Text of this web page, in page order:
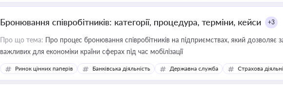
Бронювання співробітників: категорії, процедура, терміни, кейси +3
Про що тема: Про процес бронювання співробітників на підприємствах, який дозволяє
важливих для економіки країни сферах під час мобілізації
Ринок цінних паперів Банківська діяльність Державна служба Страхова